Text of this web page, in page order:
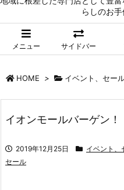
らしのお手
メニュー サイドバー
HOME > イベント、セー
イオンモールバーゲン！
2019年12月25日 イベント、
セール